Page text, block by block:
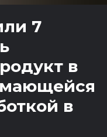
7
в
в